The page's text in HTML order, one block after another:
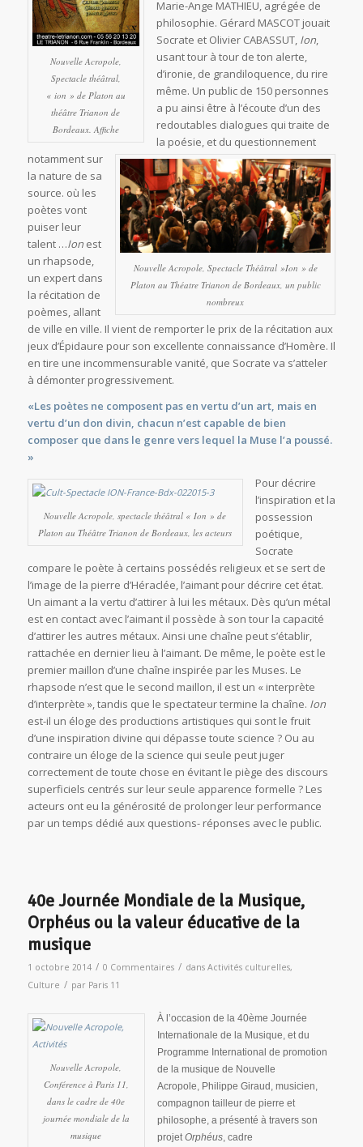
Nouvelle Acropole,
Spectacle théâtral,
« ion » de Platon au
théâtre Trianon de
Bordeaux. Affiche
Nouvelle Acropole, Spectacle Théâtral »Ion » de
Platon au Théatre Trianon de Bordeaux, un public
nombreux
Marie-Ange MATHIEU, agrégée de
philosophie. Gérard MASCOT jouait
Socrate et Olivier CABASSUT, Ion,
usant tour à tour de ton alerte,
d’ironie, de grandiloquence, du rire
même. Un public de 150 personnes
a pu ainsi être à l’écoute d’un des
redoutables dialogues qui traite de
la poésie, et du questionnement
notamment sur
la nature de sa
source. où les
poètes vont
puiser leur
talent …Ionest
un rhapsode,
un expert dans
la récitation de
poèmes, allant
de ville en ville. Il vient de remporter le prix de la récitation aux
jeux d’Épidaure pour son excellente connaissance d’Homère. Il
en tire une incommensurable vanité, que Socrate va s’atteler
à démonter progressivement.
«Les poètes ne composent pas en vertu d’un art, mais en
vertu d’un don divin, chacun n’est capable de bien
composer que dans le genre vers lequel la Muse l’a poussé.
»
Nouvelle Acropole, spectacle théâtral « Ion » de
Platon au Théâtre Trianon de Bordeaux, les acteurs
Pour décrire
l’inspiration et la
possession
poétique,
Socrate
compare le poète à certains possédés religieux et se sert de
l’image de la pierre d’Héraclée, l’aimant pour décrire cet état.
Un aimant a la vertu d’attirer à lui les métaux. Dès qu’un métal
est en contact avec l’aimant il possède à son tour la capacité
d’attirer les autres métaux. Ainsi une chaîne peut s’établir,
rattachée en dernier lieu à l’aimant. De même, le poète est le
premier maillon d’une chaîne inspirée par les Muses. Le
rhapsode n’est que le second maillon, il est un « interprète
d’interprète », tandis que le spectateur termine la chaîne. Ion
est-il un éloge des productions artistiques qui sont le fruit
d’une inspiration divine qui dépasse toute science ? Ou au
contraire un éloge de la science qui seule peut juger
correctement de toute chose en évitant le piège des discours
superficiels centrés sur leur seule apparence formelle ? Les
acteurs ont eu la générosité de prolonger leur performance
par un temps dédié aux questions- réponses avec le public.
40e Journée Mondiale de la Musique,
Orphéus ou la valeur éducative de la
musique
1 octobre 2014 / 0 Commentaires / dans Activités culturelles,
Culture / par Paris 11
Nouvelle Acropole,
Conférence à Paris 11,
dans le cadre de 40e
journée mondiale de la
musique
À l’occasion de la 40ème Journée
Internationale de la Musique, et du
Programme International de promotion
de la musique de Nouvelle
Acropole, Philippe Giraud, musicien,
compagnon tailleur de pierre et
philosophe, a présenté à travers son
projet Orphéus, cadre